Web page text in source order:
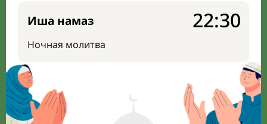
Иша намаз
Ночная молитва
22:30